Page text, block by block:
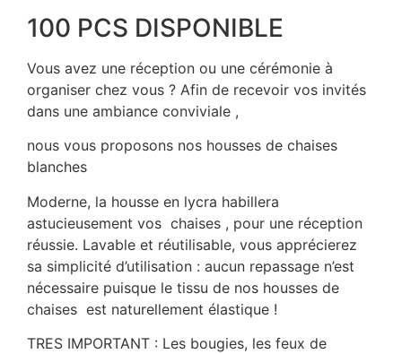
100 PCS DISPONIBLE
Vous avez une réception ou une cérémonie à
organiser chez vous ? Afin de recevoir vos invités
dans une ambiance conviviale ,
nous vous proposons nos housses de chaises
blanches
Moderne, la housse en lycra habillera
astucieusement vos chaises , pour une réception
réussie. Lavable et réutilisable, vous apprécierez
sa simplicité d’utilisation : aucun repassage n’est
nécessaire puisque le tissu de nos housses de
chaises est naturellement élastique !
TRES IMPORTANT : Les bougies, les feux de